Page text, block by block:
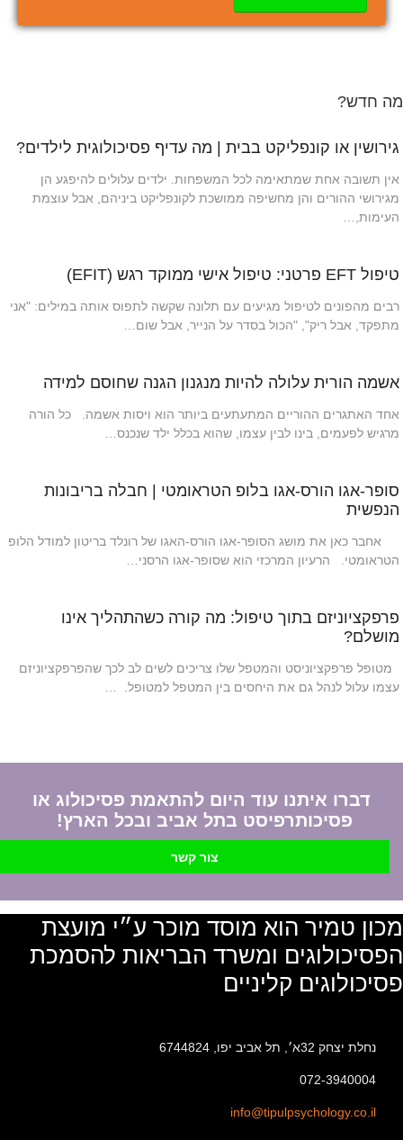
מה חדש?
גירושין או קונפליקט בבית | מה עדיף פסיכולוגית לילדים?
אין תשובה אחת שמתאימה לכל המשפחות. ילדים עלולים להיפגע הן
מגירושי ההורים והן מחשיפה ממושכת לקונפליקט ביניהם, אבל עוצמת
העימות,…
טיפול EFT פרטני: טיפול אישי ממוקד רגש (EFIT)
רבים מהפונים לטיפול מגיעים עם תלונה שקשה לתפוס אותה במילים: "אני
מתפקד, אבל ריק", "הכול בסדר על הנייר, אבל שום…
אשמה הורית עלולה להיות מנגנון הגנה שחוסם למידה
אחד האתגרים ההוריים המתעתעים ביותר הוא ויסות אשמה. כל הורה
מרגיש לפעמים, בינו לבין עצמו, שהוא בכלל ילד שנכנס…
סופר-אגו הורס-אגו בלופ הטראומטי | חבלה בריבונות
הנפשית
אחבר כאן את מושג הסופר-אגו הורס-האגו של רונלד בריטון למודל הלופ
הטראומטי. הרעיון המרכזי הוא שסופר-אגו הרסני…
פרפקציוניזם בתוך טיפול: מה קורה כשהתהליך אינו
מושלם?
מטופל פרפקציוניסט והמטפל שלו צריכים לשים לב לכך שהפרפקציוניזם
עצמו עלול לנהל גם את היחסים בין המטפל למטופל. …
דברו איתנו עוד היום להתאמת פסיכולוג או
פסיכותרפיסט בתל אביב ובכל הארץ!
צור קשר
מכון טמיר הוא מוסד מוכר ע״י מועצת
הפסיכולוגים ומשרד הבריאות להסמכת
פסיכולוגים קליניים
נחלת יצחק 32א׳, תל אביב יפו, 6744824
072-3940004
info@tipulpsychology.co.il